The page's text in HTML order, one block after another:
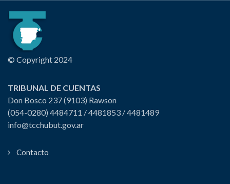
© Copyright 2024
TRIBUNAL DE CUENTAS
Don Bosco 237 (9103) Rawson
(054-0280) 4484711 / 4481853 / 4481489
info@tcchubut.gov.ar
Contacto